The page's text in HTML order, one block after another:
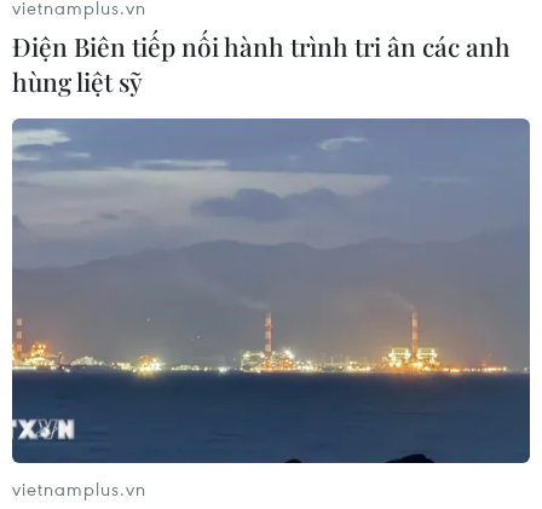
Nhiều doanh nghiệp lớn ở châu Mỹ sản
xuất thiết bị y tế chống COVID-19
trở nên khan hiếm tại Mỹ và nhiều nơi khác trên thế giới
khi số ca mắc bệnh viêm đường hô hấp cấp COVID-19
tiếp tục tăng.
vietnamplus.vn
Điện Biên tiếp nối hành trình tri ân các anh
hùng liệt sỹ
vietnamplus.vn